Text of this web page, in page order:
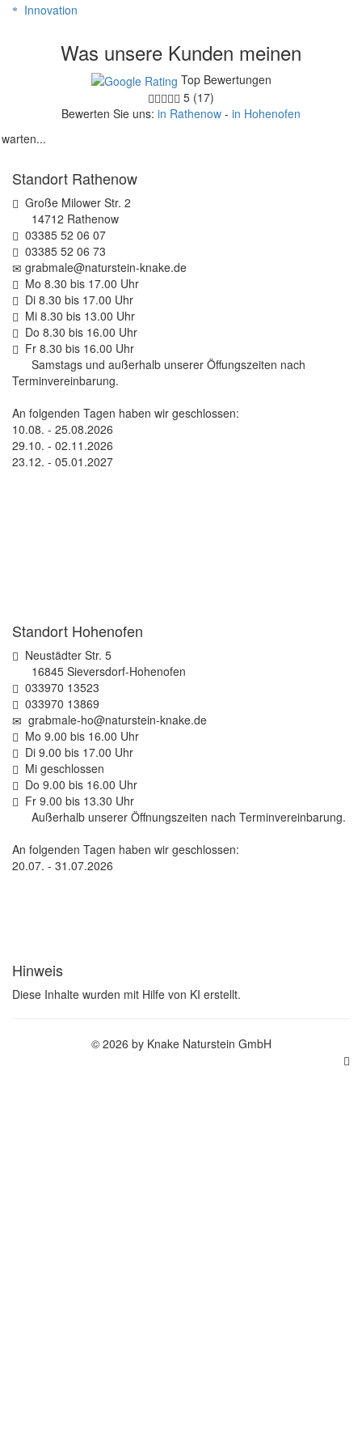
Innovation
Was unsere Kunden meinen
Top Bewertungen
5 (17)
Bewerten Sie uns: in Rathenow - in Hohenofen
Standort Rathenow
Große Milower Str. 2
14712 Rathenow
03385 52 06 07
03385 52 06 73
grabmale@naturstein-knake.de
Mo 8.30 bis 17.00 Uhr
Di 8.30 bis 17.00 Uhr
Mi 8.30 bis 13.00 Uhr
Do 8.30 bis 16.00 Uhr
Fr 8.30 bis 16.00 Uhr
Samstags und außerhalb unserer Öffungszeiten nach
Terminvereinbarung.
An folgenden Tagen haben wir geschlossen:
10.08. - 25.08.2026
29.10. - 02.11.2026
23.12. - 05.01.2027
Standort Hohenofen
Neustädter Str. 5
16845 Sieversdorf-Hohenofen
033970 13523
033970 13869
grabmale-ho@naturstein-knake.de
Mo 9.00 bis 16.00 Uhr
Di 9.00 bis 17.00 Uhr
Mi geschlossen
Do 9.00 bis 16.00 Uhr
Fr 9.00 bis 13.30 Uhr
Außerhalb unserer Öffnungszeiten nach Terminvereinbarung.
An folgenden Tagen haben wir geschlossen:
20.07. - 31.07.2026
Hinweis
Diese Inhalte wurden mit Hilfe von KI erstellt.
© 2026 by Knake Naturstein GmbH